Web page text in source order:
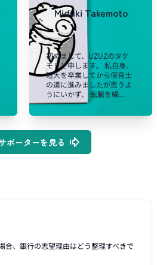
Miduki Takemoto
初めまして、UZUZのタケ
モトと申します。 私自身、
短大を卒業してから保育士
の道に進みましたが思うよ
うにいかず、 転職を繰...
ポーターを見る
合、銀行の志望理由はどう整理すべきで